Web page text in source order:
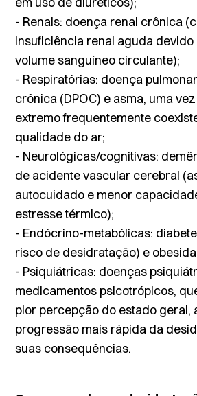
- Renais: doença renal crônica
insuficiência renal aguda
volume sanguíneo circulante);
- Respiratórias: doença
crônica (DPOC) e asma, uma
extremo frequentemente
qualidade do ar;
- Neurológicas/cognitivas:
de acidente vascular cerebral
autocuidado e menor
estresse térmico);
- Endócrino-metabólicas:
risco de desidratação) e
- Psiquiátricas: doenças
medicamentos psicotrópicos,
pior percepção do estado geral,
progressão mais rápida da
suas consequências.